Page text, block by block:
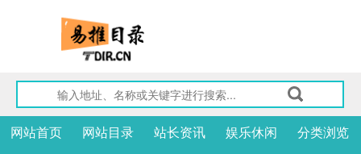
网站首页 网站目录 站长资讯 娱乐休闲
分类浏览